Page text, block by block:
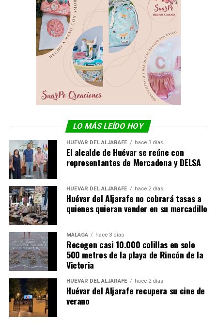
LO MÁS LEÍDO HOY
HUÉVAR DEL ALJARAFE hace 3 días
El alcalde de Huévar se reúne con
representantes de Mercadona y DELSA
HUÉVAR DEL ALJARAFE hace 2 días
Huévar del Aljarafe no cobrará tasas a
quienes quieran vender en su mercadillo
MÁLAGA hace 3 días
Recogen casi 10.000 colillas en solo
500 metros de la playa de Rincón de la
Victoria
HUÉVAR DEL ALJARAFE hace 2 días
Huévar del Aljarafe recupera su cine de
verano